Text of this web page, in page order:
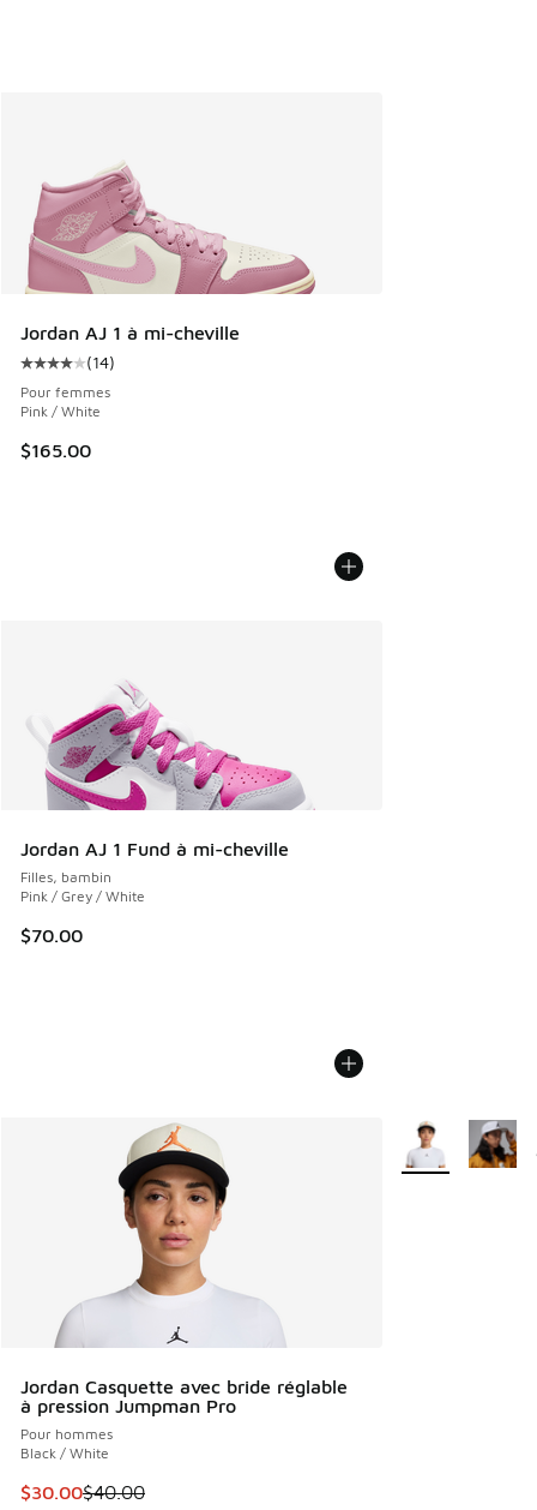
Jordan AJ 1 à mi-cheville
Cote moyenne du client - [4 sur 5 étoiles], 14
(14)
Pour femmes
Pink / White
$165.00
Jordan AJ 1 Fund à mi-cheville
Filles, bambin
Pink / Grey / White
$70.00
Jordan Casquette avec bride réglable
à pression Jumpman Pro
Pour hommes
Black / White
Cet article est en solde. Le prix est passé de $40.00 à
$30.00$40.00
Plus de couleurs